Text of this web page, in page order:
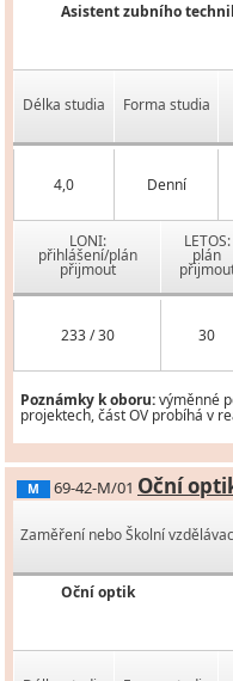
Asistent zubního
Délka studia Forma studia
4,0 Denní
LONI:
přihlášení/plán
přijmout
LETOS:
plán
233 / 30 30
Poznámky k oboru:výměnné
projektech, část OV probíhá v
M 69-42-M/01 Oční
Zaměření nebo Školní
Oční optik